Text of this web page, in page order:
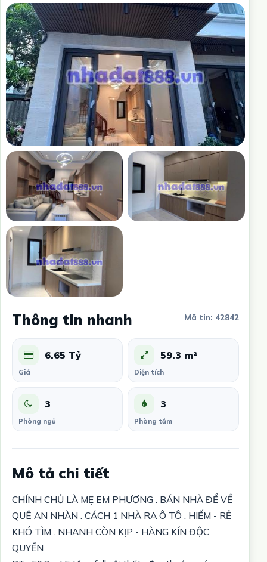
Thông tin nhanh Mã tin: 42842
6.65 Tỷ
Giá
59.3 m²
Diện tích
3
Phòng ngủ
3
Phòng tắm
Mô tả chi tiết
CHÍNH CHỦ LÀ MẸ EM PHƯƠNG . BÁN NHÀ ĐỂ VỀ
QUÊ AN NHÀN . CÁCH 1 NHÀ RA Ô TÔ . HIẾM - RẺ
KHÓ TÌM . NHANH CÒN KỊP - HÀNG KÍN ĐỘC
QUYỀN